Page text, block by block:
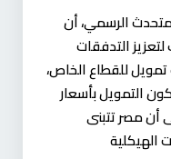
الرسمي، أن
التدفقات
تمويل للقطاع الخاص،
التمويل بأسعار
أن مصر تتبنى
الهيكلية